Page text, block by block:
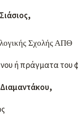
Σχολής ΑΠΘ
ή πράγματα του